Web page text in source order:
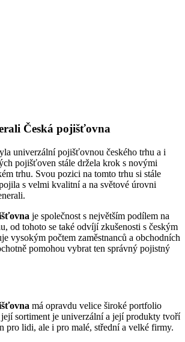
Česká pojišťovna
univerzální pojišťovnou českého trhu a i
pojišťoven stále držela krok s novými
trhu. Svou pozici na tomto trhu si stále
s velmi kvalitní a na světové úrovni
je společnost s největším podílem na
od tohoto se také odvíjí zkušenosti s českým
vysokým počtem zaměstnanců a obchodních
pomohou vybrat ten správný pojistný
má opravdu velice široké portfolio
sortiment je univerzální a její produkty tvoří
pro lidi, ale i pro malé, střední a velké firmy.